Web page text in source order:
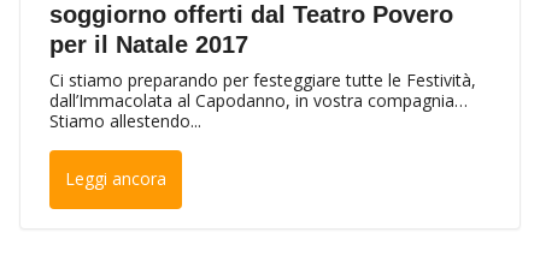
soggiorno offerti dal Teatro Povero
per il Natale 2017
Ci stiamo preparando per festeggiare tutte le Festività,
dall’Immacolata al Capodanno, in vostra compagnia…
Stiamo allestendo...
Leggi ancora